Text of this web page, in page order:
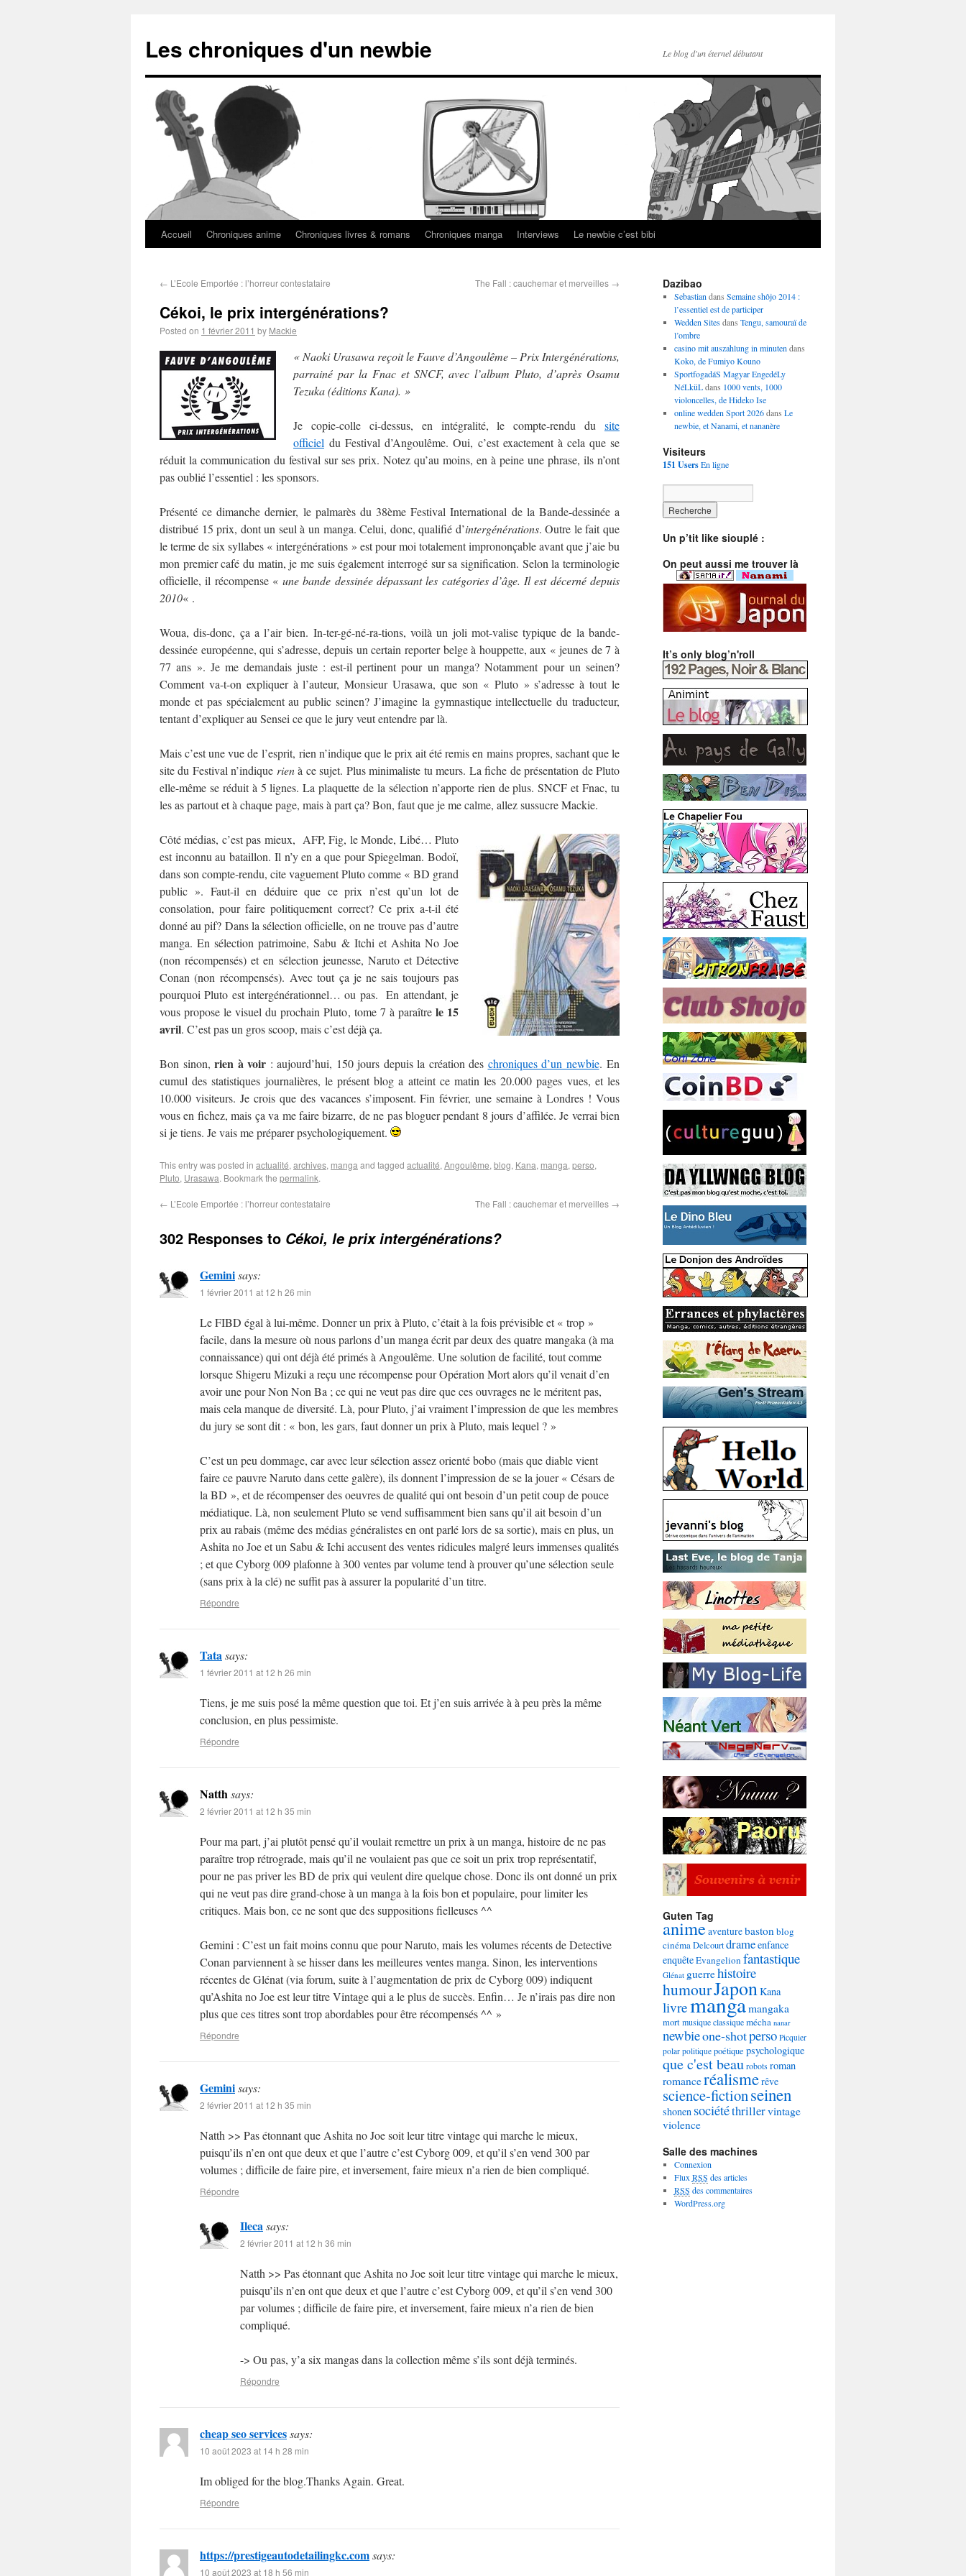
Les chroniques d'un newbie Le blog d'un éternel débutant
Accueil Chroniques anime Chroniques livres & romans Chroniques manga Interviews Le newbie c’est bibi
← L’Ecole Emportée : l’horreur contestataire The Fall : cauchemar et merveilles →
Cékoi, le prix intergénérations?
Posted on 1 février 2011 by Mackie
« Naoki Urasawa reçoit le Fauve d’Angoulême – Prix Intergénérations,
parrainé par la Fnac et SNCF, avec l’album Pluto, d’après Osamu
Tezuka (éditions Kana). »
Je copie-colle ci-dessus, en intégralité, le compte-rendu du site
officiel du Festival d’Angoulême. Oui, c’est exactement à cela que se
réduit la communication du festival sur ses prix. Notez qu’au moins, en à peine une phrase, ils n’ont
pas oublié l’essentiel : les sponsors.
Présenté ce dimanche dernier, le palmarès du 38ème Festival International de la Bande-dessinée a
distribué 15 prix, dont un seul à un manga. Celui, donc, qualifié d’intergénérations. Outre le fait que
le terme de six syllabes « intergénérations » est pour moi totalement imprononçable avant que j’aie bu
mon premier café du matin, je me suis également interrogé sur sa signification. Selon la terminologie
officielle, il récompense «une bande dessinée dépassant les catégories d’âge. Il est décerné depuis
2010« .
Woua, dis-donc, ça a l’air bien. In-ter-gé-né-ra-tions, voilà un joli mot-valise typique de la bande-
dessinée européenne, qui s’adresse, depuis un certain reporter belge à houppette, aux « jeunes de 7 à
77 ans ». Je me demandais juste : est-il pertinent pour un manga? Notamment pour un seinen?
Comment va-t-on expliquer à l’auteur, Monsieur Urasawa, que son « Pluto » s’adresse à tout le
monde et pas spécialement au public seinen? J’imagine la gymnastique intellectuelle du traducteur,
tentant d’expliquer au Sensei ce que le jury veut entendre par là.
Mais c’est une vue de l’esprit, rien n’indique que le prix ait été remis en mains propres, sachant que le
site du Festival n’indique rienà ce sujet. Plus minimaliste tu meurs. La fiche de présentation de Pluto
elle-même se réduit à 5 lignes. La plaquette de la sélection n’apporte rien de plus. SNCF et Fnac, tu
les as partout et à chaque page, mais à part ça? Bon, faut que je me calme, allez sussucre Mackie.
Côté médias, c’est pas mieux, AFP, Fig, le Monde, Libé… Pluto
est inconnu au bataillon. Il n’y en a que pour Spiegelman. Bodoï,
dans son compte-rendu, cite vaguement Pluto comme « BD grand
public ». Faut-il en déduire que ce prix n’est qu’un lot de
consolation, pour faire politiquement correct? Ce prix a-t-il été
donné au pif? Dans la sélection officielle, on ne trouve pas d’autre
manga. En sélection patrimoine, Sabu & Itchi et Ashita No Joe
(non récompensés) et en sélection jeunesse, Naruto et Détective
Conan (non récompensés). Avec tout ça je ne sais toujours pas
pourquoi Pluto est intergénérationnel… ou pas. En attendant, je
vous propose le visuel du prochain Pluto, tome 7 à paraître le 15
avril. C’est pas un gros scoop, mais c’est déjà ça.
Bon sinon, rien à voir : aujourd’hui, 150 jours depuis la création des chroniques d’un newbie. En
cumul des statistiques journalières, le présent blog a atteint ce matin les 20.000 pages vues, et les
10.000 visiteurs. Je crois que des vacances s’imposent. Fin février, une semaine à Londres ! Vous
vous en fichez, mais ça va me faire bizarre, de ne pas bloguer pendant 8 jours d’affilée. Je verrai bien
si je tiens. Je vais me préparer psychologiquement.
This entry was posted in actualité, archives, manga and tagged actualité, Angoulême, blog, Kana, manga, perso,
Pluto, Urasawa. Bookmark the permalink.
← L’Ecole Emportée : l’horreur contestataire The Fall : cauchemar et merveilles →
302 Responses to Cékoi, le prix intergénérations?
Geminisays:
1 février 2011 at 12 h 26 min
Le FIBD égal à lui-même. Donner un prix à Pluto, c’était à la fois prévisible et « trop »
facile, dans la mesure où nous parlons d’un manga écrit par deux des quatre mangaka (à ma
connaissance) qui ont déjà été primés à Angoulême. Une solution de facilité, tout comme
lorsque Shigeru Mizuki a reçu une récompense pour Opération Mort alors qu’il venait d’en
avoir une pour Non Non Ba ; ce qui ne veut pas dire que ces ouvrages ne le méritent pas,
mais cela manque de diversité. Là, pour Pluto, j’ai vraiment l’impression de que les membres
du jury se sont dit : « bon, les gars, faut donner un prix à Pluto, mais lequel ? »
C’est un peu dommage, car avec leur sélection assez orienté bobo (mais que diable vient
faire ce pauvre Naruto dans cette galère), ils donnent l’impression de se la jouer « Césars de
la BD », et de récompenser des oeuvres de qualité qui ont besoin d’un petit coup de pouce
médiatique. Là, non seulement Pluto se vend suffisamment bien sans qu’il ait besoin d’un
prix au rabais (même des médias généralistes en ont parlé lors de sa sortie), mais en plus, un
Ashita no Joe et un Sabu & Ichi accusent des ventes ridicules malgré leurs immenses qualités
; et que Cyborg 009 plafonne à 300 ventes par volume tend à prouver qu’une sélection seule
(sans prix à la clé) ne suffit pas à assurer la popularité d’un titre.
Répondre
Tatasays:
1 février 2011 at 12 h 26 min
Tiens, je me suis posé la même question que toi. Et j’en suis arrivée à à peu près la même
conclusion, en plus pessimiste.
Répondre
Natthsays:
2 février 2011 at 12 h 35 min
Pour ma part, j’ai plutôt pensé qu’il voulait remettre un prix à un manga, histoire de ne pas
paraître trop rétrograde, mais qu’il ne voulaient pas que ce soit un prix trop représentatif,
pour ne pas priver les BD de prix qui veulent dire quelque chose. Donc ils ont donné un prix
qui ne veut pas dire grand-chose à un manga à la fois bon et populaire, pour limiter les
critiques. Mais bon, ce ne sont que des suppositions fielleuses ^^
Gemini : C’est un fait moins connu que pour Naruto, mais les volumes récents de Detective
Conan parviennent à se hisser dans les meilleures ventes manga. Sinon, les interventions
récentes de Glénat (via forum, suite à l’augmentation de prix de Cyborg 009) indiquent
qu’Ashita no Joe est leur titre Vintage qui a le plus de succès. Enfin… Je n’irais pas dire non
plus que ces titres sont trop abordables pour être récompensés ^^ »
Répondre
Geminisays:
2 février 2011 at 12 h 35 min
Natth >> Pas étonnant que Ashita no Joe soit leur titre vintage qui marche le mieux,
puisqu’ils n’en ont que deux et que l’autre c’est Cyborg 009, et qu’il s’en vend 300 par
volumes ; difficile de faire pire, et inversement, faire mieux n’a rien de bien compliqué.
Répondre
Ilecasays:
2 février 2011 at 12 h 36 min
Natth >> Pas étonnant que Ashita no Joe soit leur titre vintage qui marche le mieux,
puisqu’ils n’en ont que deux et que l’autre c’est Cyborg 009, et qu’il s’en vend 300
par volumes ; difficile de faire pire, et inversement, faire mieux n’a rien de bien
compliqué.
-> Ou pas, y’a six mangas dans la collection même s’ils sont déjà terminés.
Répondre
cheap seo servicessays:
10 août 2023 at 14 h 28 min
Im obliged for the blog.Thanks Again. Great.
Répondre
https://prestigeautodetailingkc.comsays:
10 août 2023 at 18 h 56 min
Dazibao
Sebastian dans Semaine shôjo 2014 :
l’essentiel est de participer
Wedden Sitesdans Tengu, samouraï de
l’ombre
casino mit auszahlung in minuten dans
Koko, de Fumiyo Kouno
SportfogadáS Magyar EngedéLy
NéLküLdans 1000 vents, 1000
violoncelles, de Hideko Ise
online wedden Sport 2026dans Le
newbie, et Nanami, et nananère
Visiteurs
151 UsersEn ligne
Un p’tit like siouplé :
On peut aussi me trouver là
It’s only blog’n'roll
Guten Tag
animeaventurebaston blog
cinémaDelcourtdrameenfance
enquêteEvangelion fantastique
Glénat guerrehistoire
humourJapon Kana
livremangamangaka
mortmusique classiquemécha nanar
newbieone-shotperso Picquier
polar politique poétique psychologique
que c'est beaurobotsroman
romanceréalismerêve
science-fictionseinen
shonen sociététhrillervintage
violence
Salle des machines
Connexion
Flux RSS des articles
RSS des commentaires
WordPress.org